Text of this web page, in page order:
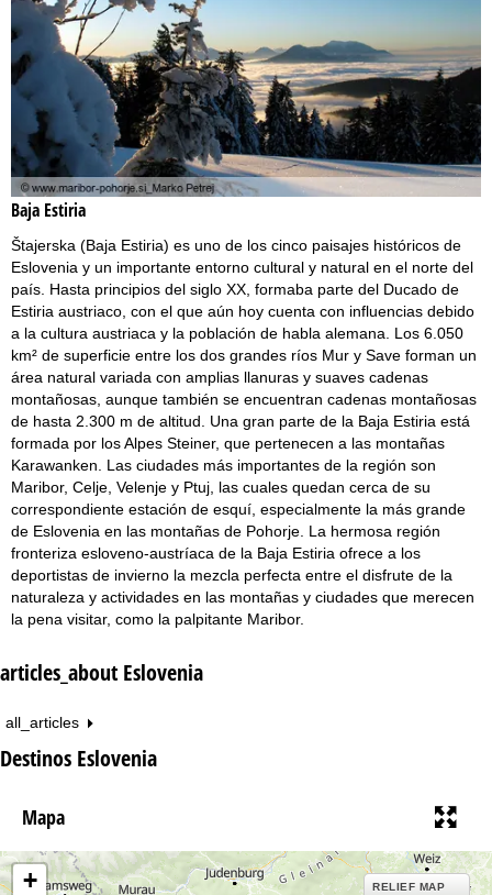
Baja Estiria
Štajerska (Baja Estiria) es uno de los cinco paisajes históricos de
Eslovenia y un importante entorno cultural y natural en el norte del
país. Hasta principios del siglo XX, formaba parte del Ducado de
Estiria austriaco, con el que aún hoy cuenta con influencias debido
a la cultura austriaca y la población de habla alemana. Los 6.050
km² de superficie entre los dos grandes ríos Mur y Save forman un
área natural variada con amplias llanuras y suaves cadenas
montañosas, aunque también se encuentran cadenas montañosas
de hasta 2.300 m de altitud. Una gran parte de la Baja Estiria está
formada por los Alpes Steiner, que pertenecen a las montañas
Karawanken. Las ciudades más importantes de la región son
Maribor, Celje, Velenje y Ptuj, las cuales quedan cerca de su
correspondiente estación de esquí, especialmente la más grande
de Eslovenia en las montañas de Pohorje. La hermosa región
fronteriza esloveno-austríaca de la Baja Estiria ofrece a los
deportistas de invierno la mezcla perfecta entre el disfrute de la
naturaleza y actividades en las montañas y ciudades que merecen
la pena visitar, como la palpitante Maribor.
articles_about Eslovenia
all_articles
Destinos Eslovenia
Mapa
+ RELIEF MAP